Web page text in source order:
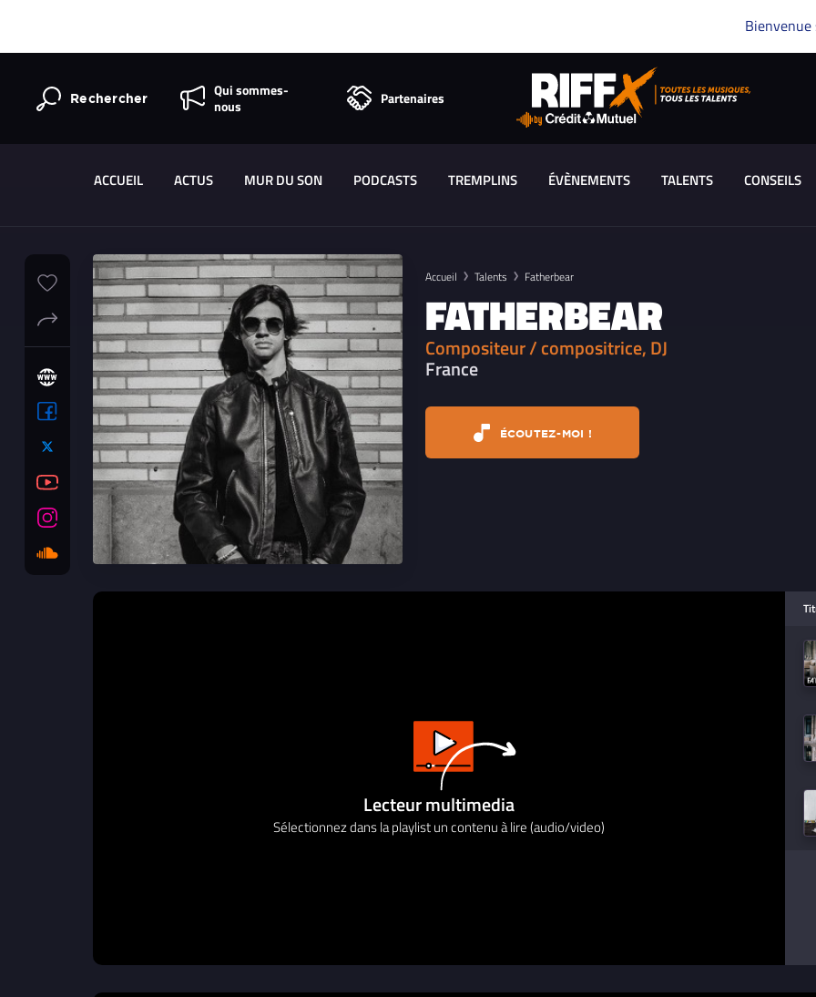
Bienvenue
Rechercher
Qui sommes-
nous
Partenaires
ACCUEIL ACTUS MUR DU SON PODCASTS TREMPLINS ÉVÈNEMENTS TALENTS CONSEILS
Accueil Talents Fatherbear
FATHERBEAR
Compositeur / compositrice, DJ
France
ÉCOUTEZ-MOI !
Lecteur multimedia
Sélectionnez dans la playlist un contenu à lire (audio/video)